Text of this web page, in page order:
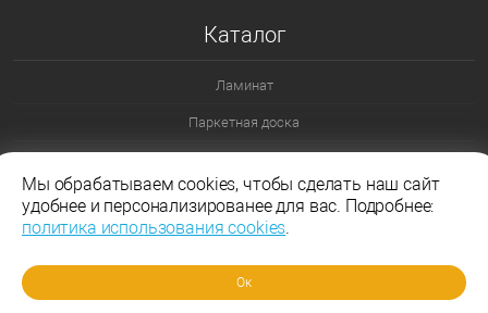
Каталог
Ламинат
Паркетная доска
Ламинат 33 класс
Ламинат Эггер
Ламинат Таркетт
Мы обрабатываем cookies, чтобы сделать наш сайт
удобнее и персонализированее для вас. Подробнее:
политика использования cookies.
Ок